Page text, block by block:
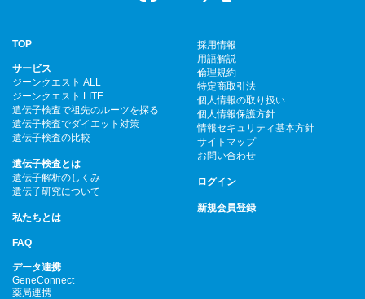
TOP
サービス
ジーンクエスト ALL
ジーンクエスト LITE
遺伝子検査で祖先のルーツを探る
遺伝子検査でダイエット対策
遺伝子検査の比較
遺伝子検査とは
遺伝子解析のしくみ
遺伝子研究について
私たちとは
FAQ
データ連携
GeneConnect
薬局連携
採用情報
用語解説
倫理規約
特定商取引法
個人情報の取り扱い
個人情報保護方針
情報セキュリティ基本方針
サイトマップ
お問い合わせ
ログイン
新規会員登録